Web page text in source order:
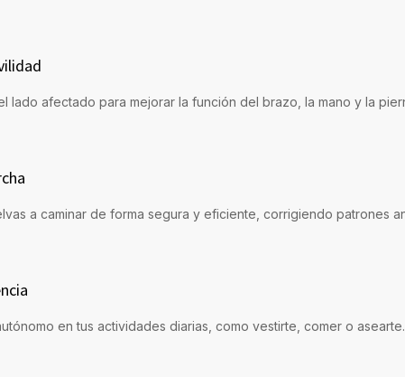
lado afectado para mejorar la función del brazo, la mano y la
a caminar de forma segura y eficiente, corrigiendo patrones
en tus actividades diarias, como vestirte, comer o asearte.